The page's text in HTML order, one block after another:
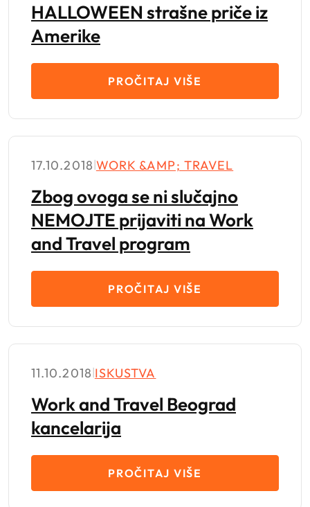
HALLOWEEN strašne priče iz
Amerike
PROČITAJ VIŠE
17.10.2018 |WORK &AMP; TRAVEL
Zbog ovoga se ni slučajno
NEMOJTE prijaviti na Work
and Travel program
PROČITAJ VIŠE
11.10.2018 |ISKUSTVA
Work and Travel Beograd
kancelarija
PROČITAJ VIŠE